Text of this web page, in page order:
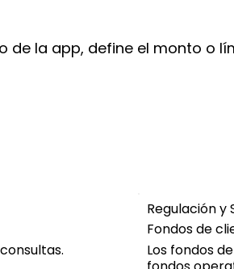
de la app, define el monto o
Regulación y
Fondos de
Los fondos